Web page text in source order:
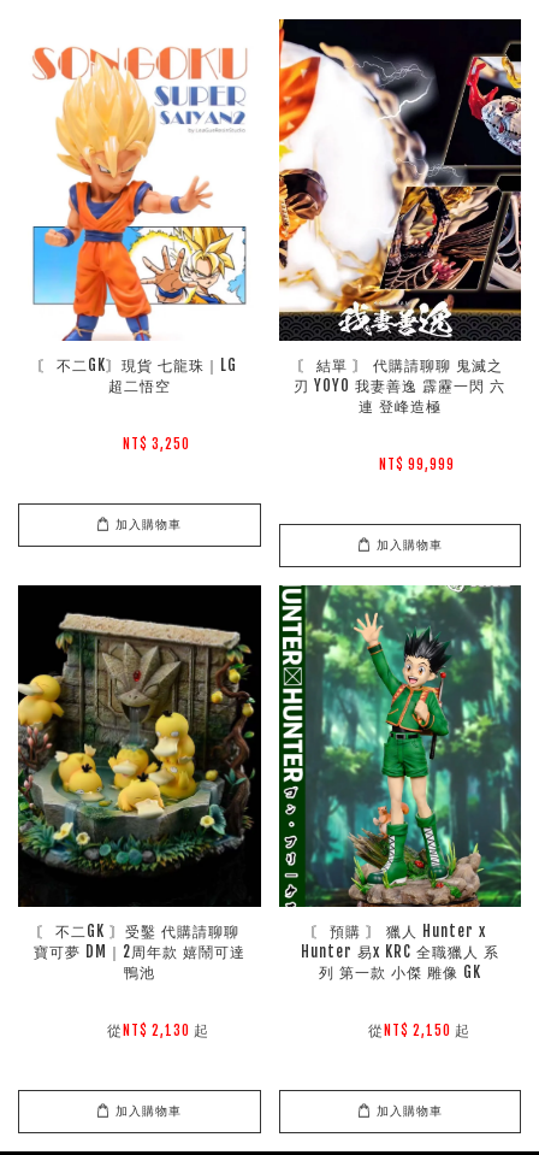
〘 不二GK〙現貨 七龍珠｜LG
超二悟空
NT$ 3,250
加入購物車
〘 結單 〙 代購請聊聊 鬼滅之
刃 YOYO 我妻善逸 霹靂一閃 六
連 登峰造極
NT$ 99,999
加入購物車
〘 不二GK 〙受鑿 代購請聊聊
寶可夢 DM｜2周年款 嬉鬧可達
鴨池
        從
NT$ 2,130 起
加入購物車
〘 預購 〙 獵人 Hunter x
Hunter 易x KRC 全職獵人 系
列 第一款 小傑 雕像 GK
        從
NT$ 2,150 起
加入購物車